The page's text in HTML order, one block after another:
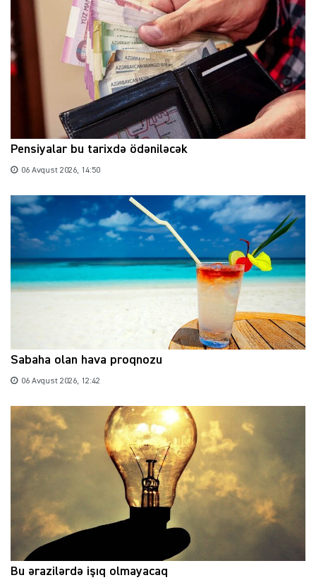
Pensiyalar bu tarixdə ödəniləcək
06 Avqust 2026, 14:50
Sabaha olan hava proqnozu
06 Avqust 2026, 12:42
Bu ərazilərdə işıq olmayacaq